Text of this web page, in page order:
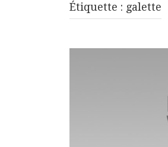
Étiquette : galette